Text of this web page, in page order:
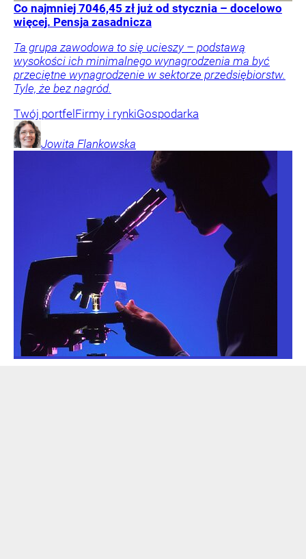
Co najmniej 7046,45 zł już od stycznia – docelowo
więcej. Pensja zasadnicza
Ta grupa zawodowa to się ucieszy – podstawą
wysokości ich minimalnego wynagrodzenia ma być
przeciętne wynagrodzenie w sektorze przedsiębiorstw.
Tyle, że bez nagród.
Twój portfelFirmy i rynkiGospodarka
Jowita Flankowska